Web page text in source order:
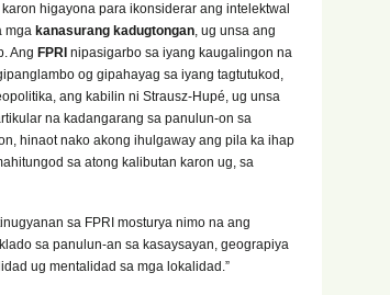
higayona para ikonsiderar ang intelektwal
mga kanasurang kadugtongan, ug unsa ang
Ang FPRI nipasigarbo sa iyang kaugalingon na
og gipahayag sa iyang tagtutukod,
ang kabilin ni Strausz-Hupé, ug unsa
na kadangarang sa panulun-on sa
hinaot nako akong ihulgaway ang pila ka ihap
sa atong kalibutan karon ug, sa
sa FPRI mosturya nimo na ang
sa panulun-an sa kasaysayan, geograpiya
ug mentalidad sa mga lokalidad.”